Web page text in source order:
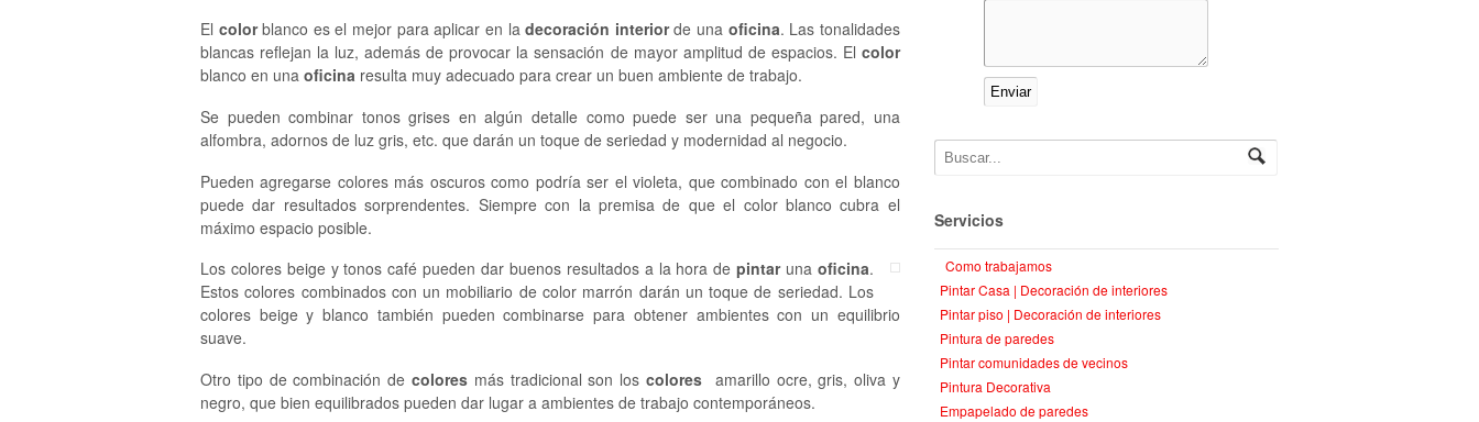
El colorblanco es el mejor para aplicar en ladecoración interiorde una oficina. Las tonalidades
blancas reflejan la luz, además de provocar la sensación de mayor amplitud de espacios. El color
blanco en una oficina resulta muy adecuado para crear un buen ambiente de trabajo.
Se pueden combinar tonos grises en algún detalle como puede ser una pequeña pared, una
alfombra, adornos de luz gris, etc. que darán un toque de seriedad y modernidad al negocio.
Pueden agregarse colores más oscuros como podría ser el violeta, que combinado con el blanco
puede dar resultados sorprendentes. Siempre con la premisa de que el color blanco cubra el
máximo espacio posible.
Los colores beige y tonos café pueden dar buenos resultados a la hora depintaruna oficina.
Estos colores combinados con un mobiliario de color marrón darán un toque de seriedad. Los
colores beige y blanco también pueden combinarse para obtener ambientes con un equilibrio
suave.
Otro tipo de combinación decolores más tradicional son loscolores amarillo ocre, gris, oliva y
negro, que bien equilibrados pueden dar lugar a ambientes de trabajo contemporáneos.
Servicios
Como trabajamos
Pintar Casa | Decoración de interiores
Pintar piso | Decoración de interiores
Pintura de paredes
Pintar comunidades de vecinos
Pintura Decorativa
Empapelado de paredes